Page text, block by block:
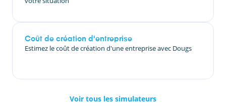
Coût de création d'entreprise
Estimez le coût de création d'une entreprise avec Dougs
Voir tous les simulateurs